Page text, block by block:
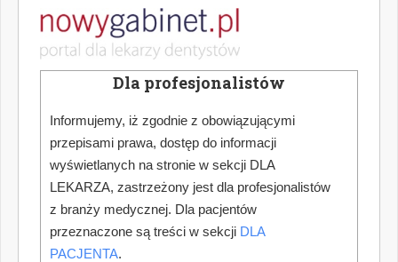
Dla profesjonalistów
Informujemy, iż zgodnie z obowiązującymi
przepisami prawa, dostęp do informacji
wyświetlanych na stronie w sekcji DLA
LEKARZA, zastrzeżony jest dla profesjonalistów
z branży medycznej. Dla pacjentów
przeznaczone są treści w sekcji DLA
PACJENTA.